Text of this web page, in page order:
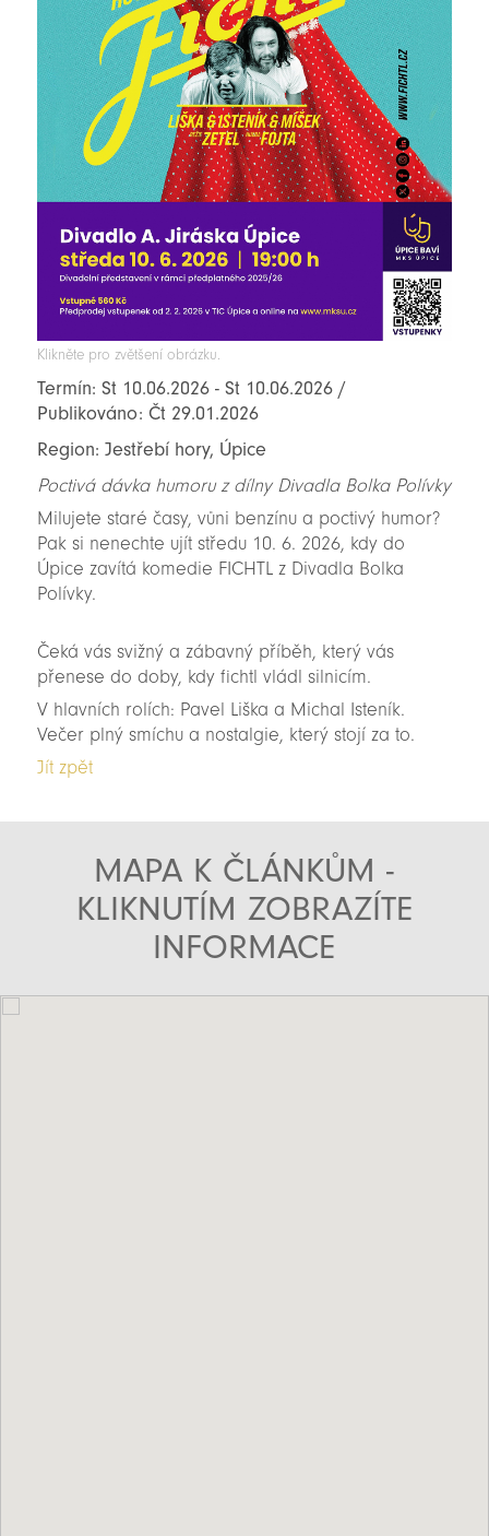
Klikněte pro zvětšení obrázku.
Termín: St 10.06.2026 - St 10.06.2026 /
Publikováno: Čt 29.01.2026
Region: Jestřebí hory, Úpice
Poctivá dávka humoru z dílny Divadla Bolka Polívky
Milujete staré časy, vůni benzínu a poctivý humor?
Pak si nenechte ujít středu 10. 6. 2026, kdy do
Úpice zavítá komedie FICHTL z Divadla Bolka
Polívky.
Čeká vás svižný a zábavný příběh, který vás
přenese do doby, kdy fichtl vládl silnicím.
V hlavních rolích: Pavel Liška a Michal Isteník.
Večer plný smíchu a nostalgie, který stojí za to.
Jít zpět
MAPA K ČLÁNKŮM -
KLIKNUTÍM ZOBRAZÍTE
INFORMACE